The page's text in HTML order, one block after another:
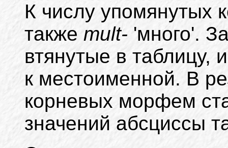
К числу упомянутых
также mult- 'много'.
втянутые в таблицу,
к местоименной. В
корневых морфем
значений абсциссы